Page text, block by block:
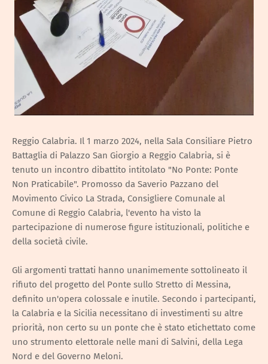
Reggio Calabria. Il 1 marzo 2024, nella Sala Consiliare Pietro
Battaglia di Palazzo San Giorgio a Reggio Calabria, si è
tenuto un incontro dibattito intitolato "No Ponte: Ponte
Non Praticabile". Promosso da Saverio Pazzano del
Movimento Civico La Strada, Consigliere Comunale al
Comune di Reggio Calabria, l'evento ha visto la
partecipazione di numerose figure istituzionali, politiche e
della società civile.
Gli argomenti trattati hanno unanimemente sottolineato il
rifiuto del progetto del Ponte sullo Stretto di Messina,
definito un'opera colossale e inutile. Secondo i partecipanti,
la Calabria e la Sicilia necessitano di investimenti su altre
priorità, non certo su un ponte che è stato etichettato come
uno strumento elettorale nelle mani di Salvini, della Lega
Nord e del Governo Meloni.